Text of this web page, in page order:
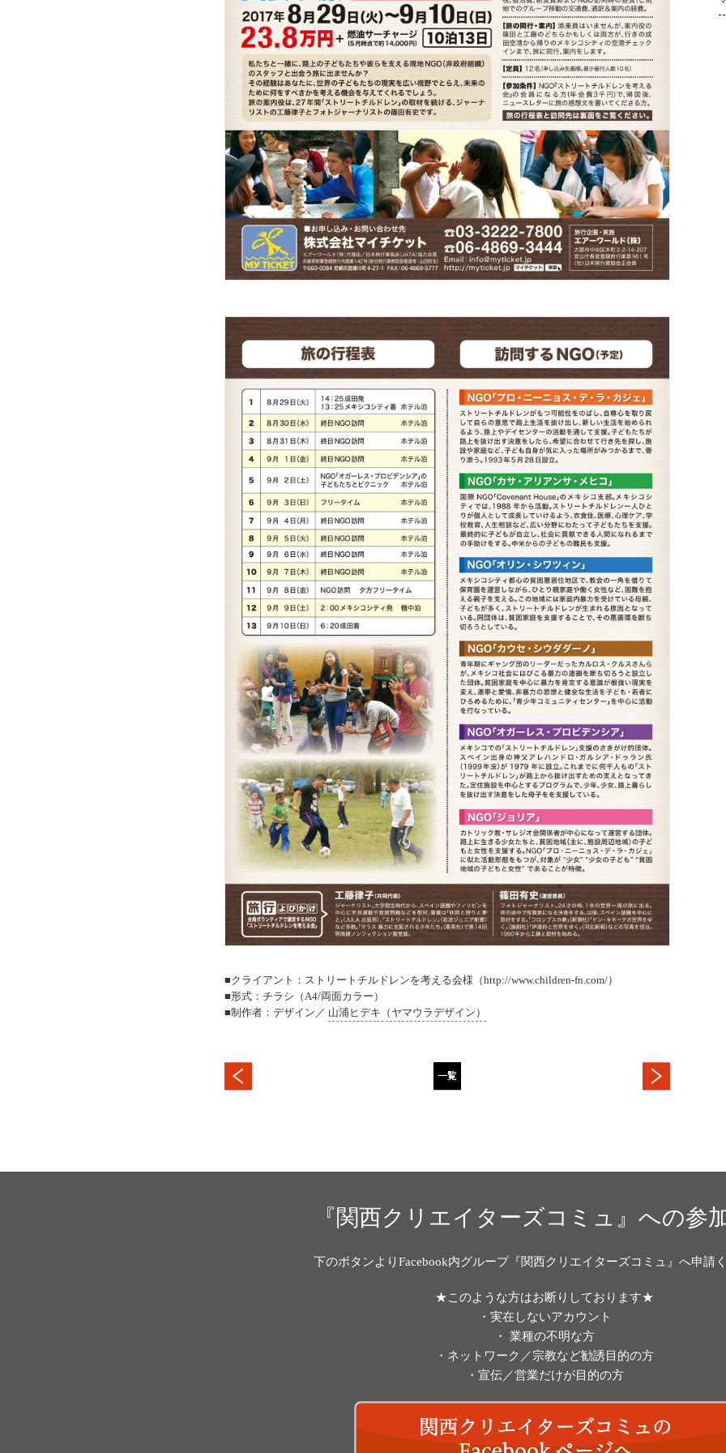
■クライアント：ストリートチルドレンを考える会様（http://www.children-fn.com/）
■形式：チラシ（A4/両面カラー）
■制作者：デザイン／ 山浦ヒデキ（ヤマウラデザイン）
『関西クリエイターズコミュ』への参
下のボタンよりFacebook内グループ『関西クリエイターズコミュ』へ申請く
★このような方はお断りしております★
・実在しないアカウント
・ 業種の不明な方
・ネットワーク／宗教など勧誘目的の方
・宣伝／営業だけが目的の方